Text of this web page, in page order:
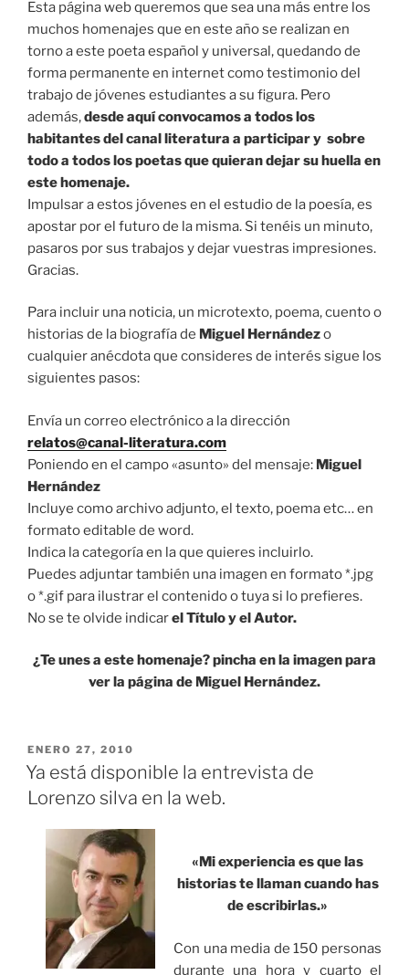
Esta página web queremos que sea una más entre los
muchos homenajes que en este año se realizan en
torno a este poeta español y universal, quedando de
forma permanente en internet como testimonio del
trabajo de jóvenes estudiantes a su figura. Pero
además,desde aquí convocamos a todos los
habitantes del canal literatura a participary sobre
todo a todos los poetas que quieran dejar su huella en
este homenaje.
Impulsar a estos jóvenes en el estudio de la poesía, es
apostar por el futuro de la misma. Si tenéis un minuto,
pasaros por sus trabajos y dejar vuestras impresiones.
Gracias.
Para incluir una noticia, un microtexto, poema, cuento o
historias de la biografía de Miguel Hernándezo
cualquier anécdota que consideres de interés sigue los
siguientes pasos:
Envía un correo electrónico a la dirección
relatos@canal-literatura.com
Poniendo en el campo «asunto» del mensaje: Miguel
Hernández
Incluye como archivo adjunto, el texto, poema etc… en
formato editable de word.
Indica la categoría en la que quieres incluirlo.
Puedes adjuntar también una imagen en formato *.jpg
o *.gif para ilustrar el contenido o tuya si lo prefieres.
No se te olvide indicarel Título y el Autor.
¿Te unes a este homenaje? pincha en la imagen para
ver la página de Miguel Hernández.
PUBLICADO
EL
ENERO 27, 2010
Ya está disponible la entrevista de
Lorenzo silva en la web.
«Mi experiencia es que las
historias te llaman cuando has
de escribirlas.»
Con una media de 150 personas
durante una hora y cuarto el